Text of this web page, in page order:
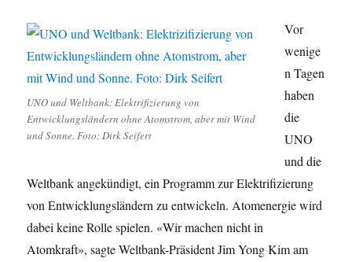
UNO und Weltbank: Elektrifizierung von
Entwicklungsländern ohne Atomstrom, aber mit Wind
und Sonne. Foto: Dirk Seifert
Vor
wenige
n Tagen
haben
die
UNO
und die
Weltbank angekündigt, ein Programm zur Elektrifizierung
von Entwicklungsländern zu entwickeln. Atomenergie wird
dabei keine Rolle spielen. «Wir machen nicht in
Atomkraft», sagte Weltbank-Präsident Jim Yong Kim am